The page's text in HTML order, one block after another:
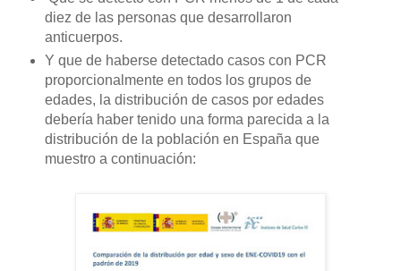
diez de las personas que desarrollaron
anticuerpos.
Y que de haberse detectado casos con PCR
proporcionalmente en todos los grupos de
edades, la distribución de casos por edades
debería haber tenido una forma parecida a la
distribución de la población en España que
muestro a continuación: